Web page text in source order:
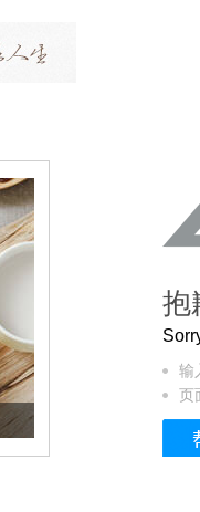
被列入佛家七宝的它
抱
输
页